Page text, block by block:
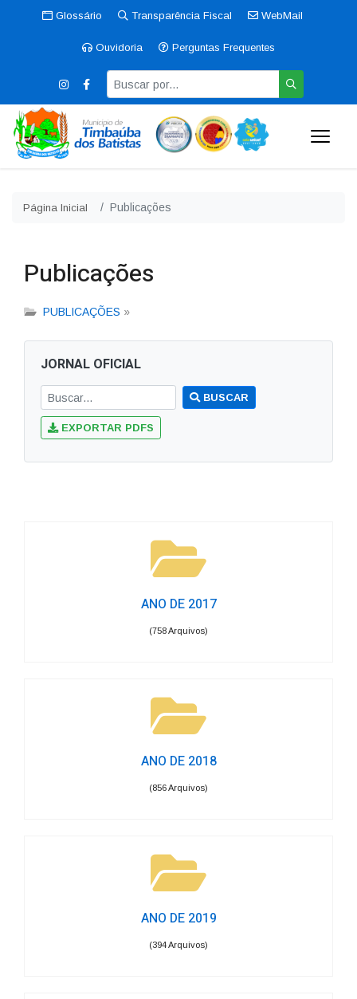
Glossário Transparência Fiscal WebMail
Ouvidoria Perguntas Frequentes
Página Inicial Publicações
Publicações
PUBLICAÇÕES »
JORNAL OFICIAL
BUSCAR
EXPORTAR PDFS
ANO DE 2017
(758 Arquivos)
ANO DE 2018
(856 Arquivos)
ANO DE 2019
(394 Arquivos)